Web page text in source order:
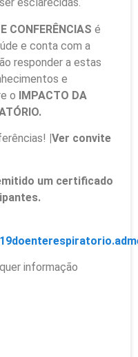
CONFERÊNCIAS é
e conta com a
responder a estas
e
o IMPACTO DA
|Ver convite
um certificado
informação